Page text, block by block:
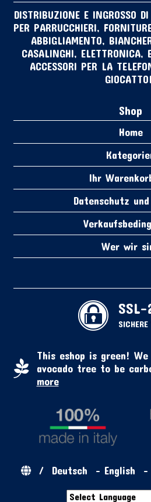
DISTRIBUZIONE E INGROSSO
PER PARRUCCHIERI,
ABBIGLIAMENTO,
CASALINGHI, ELETTRONICA,
ACCESSORI PER LA
Shop
Home
Ihr
Datenschutz
Wer wir
SSL-
This eshop is green!
avocado tree to be
more
/ Deutsch - English -